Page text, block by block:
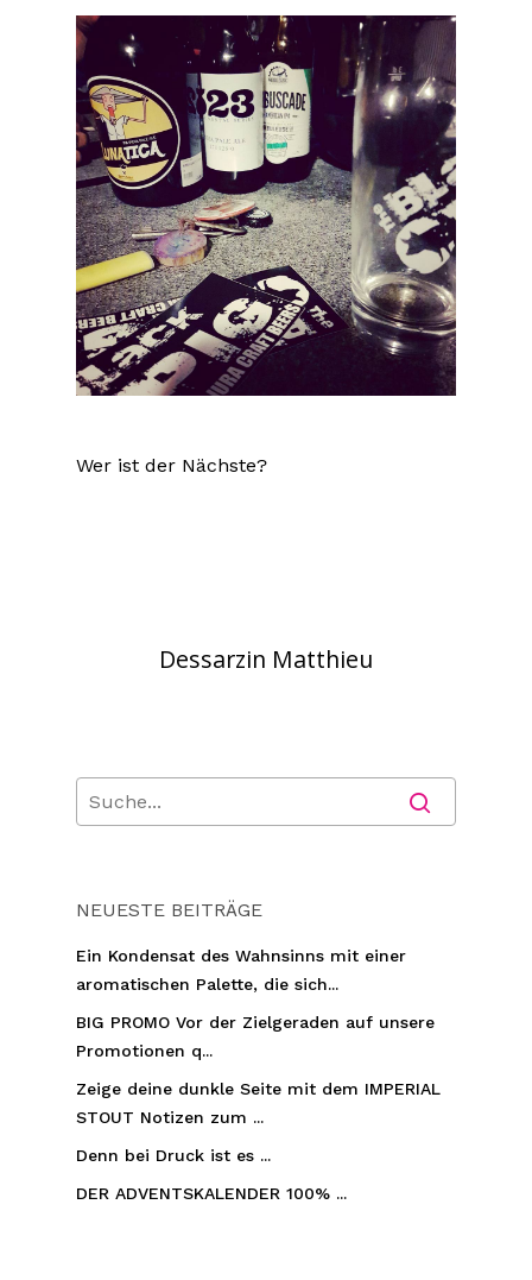
Wer ist der Nächste?
Dessarzin Matthieu
NEUESTE BEITRÄGE
Ein Kondensat des Wahnsinns mit einer
aromatischen Palette, die sich...
BIG PROMO Vor der Zielgeraden auf unsere
Promotionen q...
Zeige deine dunkle Seite mit dem IMPERIAL
STOUT Notizen zum ...
Denn bei Druck ist es ...
DER ADVENTSKALENDER 100% ...